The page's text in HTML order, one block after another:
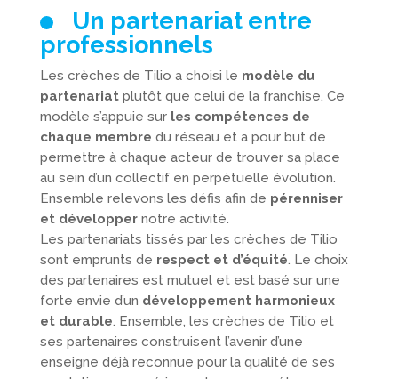
Un partenariat entre
professionnels
Les crèches de Tilio a choisi le modèle du
partenariatplutôt que celui de la franchise. Ce
modèle s’appuie sur les compétences de
chaque membre du réseau et a pour but de
permettre à chaque acteur de trouver sa place
au sein d’un collectif en perpétuelle évolution.
Ensemble relevons les défis afin de pérenniser
et développernotre activité.
Les partenariats tissés par les crèches de Tilio
sont emprunts de respect et d’équité. Le choix
des partenaires est mutuel et est basé sur une
forte envie d’un développement harmonieux
et durable. Ensemble, les crèches de Tilio et
ses partenaires construisent l’avenir d’une
enseigne déjà reconnue pour la qualité de ses